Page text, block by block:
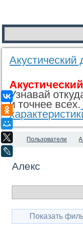
ВКонтакте
Одноклассники
Узнавай
и точнее всех.
Пользователи
Алекс
Показать